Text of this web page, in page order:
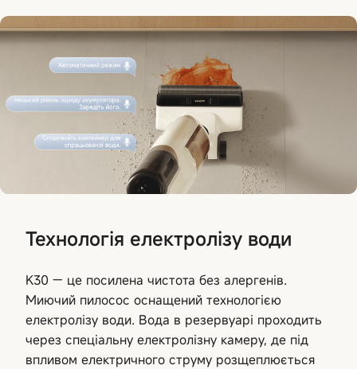
Технологія електролізу води
K30 — це посилена чистота без алергенів.
Миючий пилосос оснащений технологією
електролізу води. Вода в резервуарі проходить
через спеціальну електролізну камеру, де під
впливом електричного струму розщеплюється